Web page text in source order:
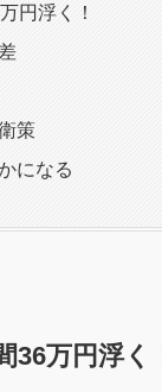
円浮く！
策
になる
万円浮く